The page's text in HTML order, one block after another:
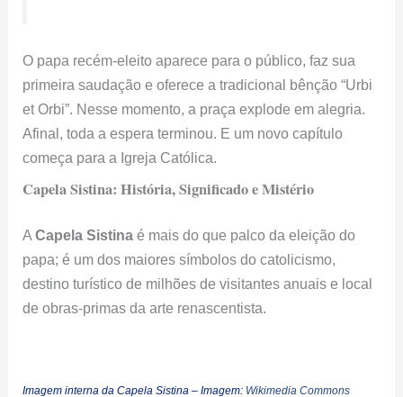
O papa recém-eleito aparece para o público, faz sua
primeira saudação e oferece a tradicional bênção “Urbi
et Orbi”. Nesse momento, a praça explode em alegria.
Afinal, toda a espera terminou. E um novo capítulo
começa para a Igreja Católica.
Capela Sistina: História, Significado e Mistério
ACapela Sistina é mais do que palco da eleição do
papa; é um dos maiores símbolos do catolicismo,
destino turístico de milhões de visitantes anuais e local
de obras-primas da arte renascentista.
Imagem interna da Capela Sistina – Imagem: Wikimedia Commons